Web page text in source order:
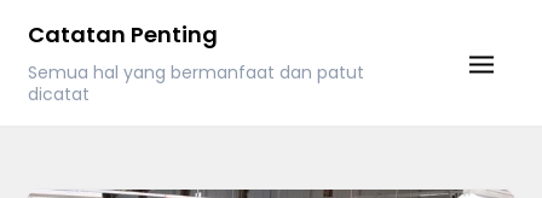
content
Catatan Penting
Semua hal yang bermanfaat dan patut
dicatat